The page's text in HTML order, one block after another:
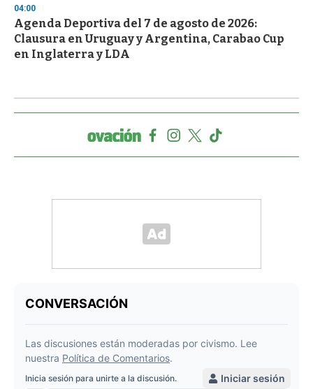
04:00
Agenda Deportiva del 7 de agosto de 2026:
Clausura en Uruguay y Argentina, Carabao Cup
en Inglaterra y LDA